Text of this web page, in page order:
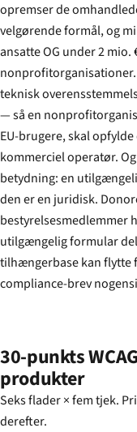
opremser de
velgørende formål, og
ansatte OG under 2
nonprofitorganisationer. EN 301
teknisk
— så en nonprofitorganisation, der
EU-brugere, skal
kommerciel operatør. Og ud over regulering har donortillid
betydning: en
den er en juridisk. Donorer lægger mærke til det,
bestyrelsesmedlemmer
utilgængelig formular
tilhængerbase kan flytte
compliance-brev
30-punkts
produkter
Seks flader × fem tjek.
derefter.